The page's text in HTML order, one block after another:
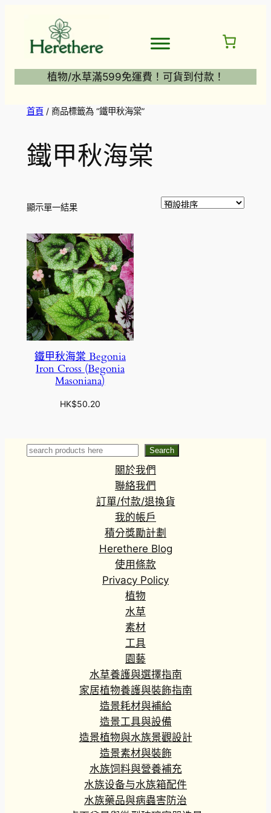
植物/水草滿599免運費！可貨到付款！
首頁/ 商品標籤為 “鐵甲秋海棠”
鐵甲秋海棠
顯示單一結果
鐵甲秋海棠 Begonia
Iron Cross (Begonia
Masoniana)
HK$50.20
Search Search
關於我們
聯絡我們
訂單/付款/退換貨
我的帳戶
積分獎勵計劃
Herethere Blog
使用條款
Privacy Policy
植物
水草
素材
工具
園藝
水草養護與選擇指南
家居植物養護與裝飾指南
造景耗材與補給
造景工具與設備
造景植物與水族景觀設計
造景素材與裝飾
水族饲料與營養補充
水族设备与水族箱配件
水族藥品與病蟲害防治